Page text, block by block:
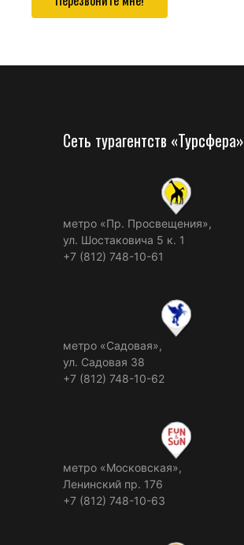
Сеть турагентств «Турсфера»
метро «Пр. Просвещения»,
ул. Шостаковича 5 к. 1
+7 (812) 748-10-61
метро «Садовая»,
ул. Садовая 38
+7 (812) 748-10-62
метро «Московская»,
Ленинский пр. 176
+7 (812) 748-10-63